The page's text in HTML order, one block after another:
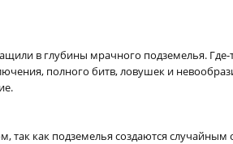
в глубины мрачного подземелья. Где-
полного битв, ловушек и
как подземелья создаются случайным